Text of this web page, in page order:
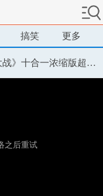
搞笑 更多
【游侠网】托弗·戈瑞斯自制《星球大战》十合一浓缩版超级宣传片